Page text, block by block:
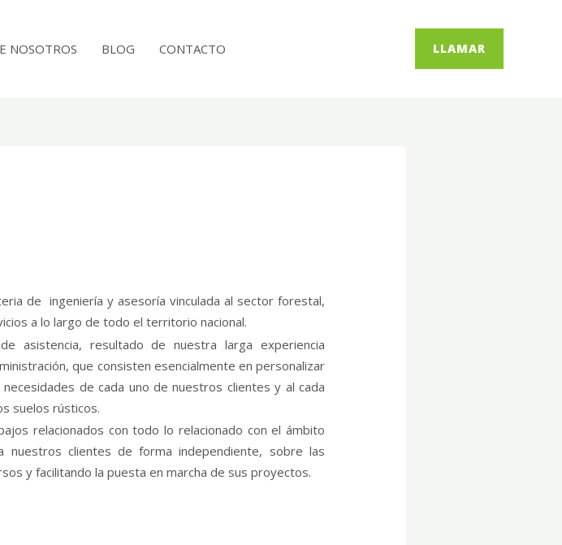
NOSOTROS BLOG CONTACTO LLAMAR
de ingeniería y asesoría vinculada al sector forestal,
a lo largo de todo el territorio nacional.
asistencia, resultado de nuestra larga experiencia
que consisten esencialmente en personalizar
de cada uno de nuestros clientes y al cada
suelos rústicos.
relacionados con todo lo relacionado con el ámbito
nuestros clientes de forma independiente, sobre las
y facilitando la puesta en marcha de sus proyectos.